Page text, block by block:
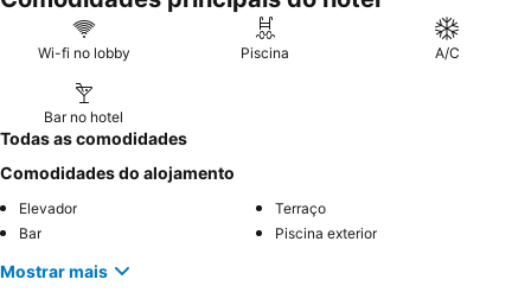
Wi-fi no lobby Piscina A/C
Bar no hotel
Todas as comodidades
Comodidades do alojamento
Elevador
Terraço
Bar
Piscina exterior
Mostrar mais